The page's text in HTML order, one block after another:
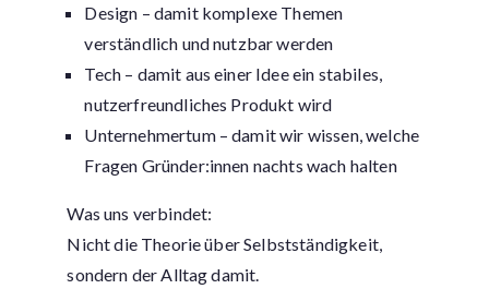
Design – damit komplexe Themen
verständlich und nutzbar werden
Tech – damit aus einer Idee ein stabiles,
nutzerfreundliches Produkt wird
Unternehmertum – damit wir wissen, welche
Fragen Gründer:innen nachts wach halten
Was uns verbindet:
Nicht die Theorie über Selbstständigkeit,
sondern der Alltag damit.